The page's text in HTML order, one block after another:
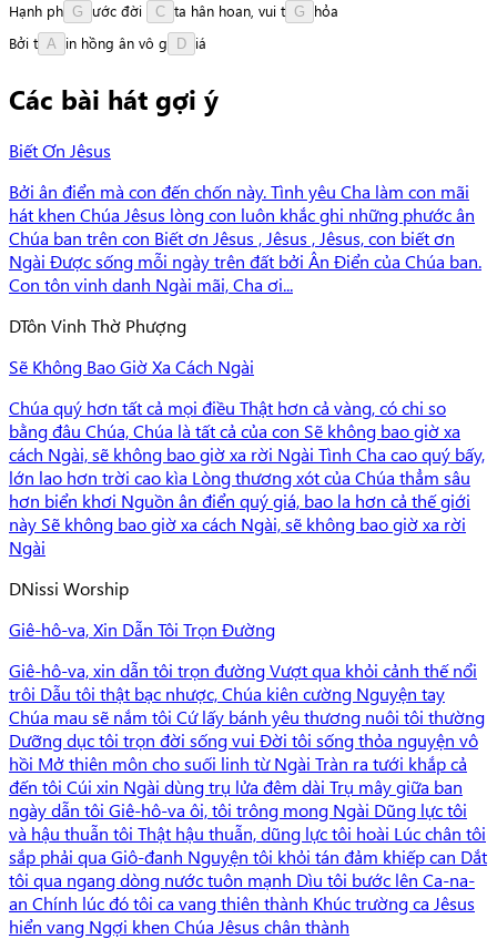
Hạnh ph G ước đời C ta hân hoan, vui t G hỏa
Bởi t A in hồng ân vô g D iá
Các bài hát gợi ý
Biết Ơn Jêsus
Bởi ân điển mà con đến chốn này. Tình yêu Cha làm con mãi
hát khen Chúa Jêsus lòng con luôn khắc ghi những phước ân
Chúa ban trên con Biết ơn Jêsus , Jêsus , Jêsus, con biết ơn
Ngài Được sống mỗi ngày trên đất bởi Ân Điển của Chúa ban.
Con tôn vinh danh Ngài mãi, Cha ơi...
DTôn Vinh Thờ Phượng
Sẽ Không Bao Giờ Xa Cách Ngài
Chúa quý hơn tất cả mọi điều Thật hơn cả vàng, có chi so
bằng đâu Chúa, Chúa là tất cả của con Sẽ không bao giờ xa
cách Ngài, sẽ không bao giờ xa rời Ngài Tình Cha cao quý bấy,
lớn lao hơn trời cao kìa Lòng thương xót của Chúa thẳm sâu
hơn biển khơi Nguồn ân điển quý giá, bao la hơn cả thế giới
này Sẽ không bao giờ xa cách Ngài, sẽ không bao giờ xa rời
Ngài
DNissi Worship
Giê-hô-va, Xin Dẫn Tôi Trọn Đường
Giê-hô-va, xin dẫn tôi trọn đường Vượt qua khỏi cảnh thế nổi
trôi Dẫu tôi thật bạc nhược, Chúa kiên cường Nguyện tay
Chúa mau sẽ nắm tôi Cứ lấy bánh yêu thương nuôi tôi thường
Dưỡng dục tôi trọn đời sống vui Đời tôi sống thỏa nguyện vô
hồi Mở thiên môn cho suối linh từ Ngài Tràn ra tưới khắp cả
đến tôi Cúi xin Ngài dùng trụ lửa đêm dài Trụ mây giữa ban
ngày dẫn tôi Giê-hô-va ôi, tôi trông mong Ngài Dũng lực tôi
và hậu thuẫn tôi Thật hậu thuẫn, dũng lực tôi hoài Lúc chân tôi
sắp phải qua Giô-đanh Nguyện tôi khỏi tán đảm khiếp can Dắt
tôi qua ngang dòng nước tuôn mạnh Dìu tôi bước lên Ca-na-
an Chính lúc đó tôi ca vang thiên thành Khúc trường ca Jêsus
hiển vang Ngợi khen Chúa Jêsus chân thành